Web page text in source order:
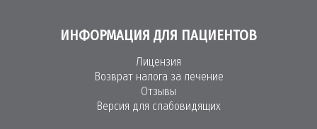
ИНФОРМАЦИЯ ДЛЯ ПАЦИЕНТОВ
Лицензия
Возврат налога за лечение
Отзывы
Версия для слабовидящих